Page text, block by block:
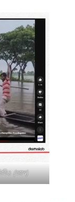
(ডানে)